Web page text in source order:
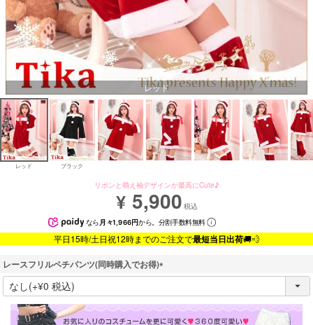
レッド
レッド ブラック
リボンと萌え袖デザインが最高にCute♪
¥ 5,900 税込
なら 月々1,966円から。分割手数料無料
平日15時/土日祝12時までのご注文で最短当日出荷🚚💨
レースフリルペチパンツ(同時購入でお得)
(
必
須
)